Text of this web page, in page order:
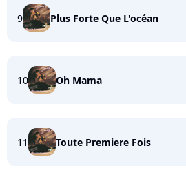
9 Plus Forte Que L'océan
10 Oh Mama
11 Toute Premiere Fois